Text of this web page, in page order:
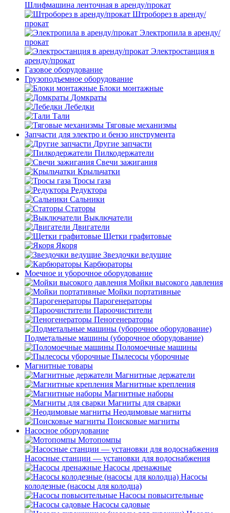
Шлифмашина ленточная в аренду/прокат
Штроборез в аренду/
прокат
Электропила в аренду/
прокат
Электростанция в
аренду/прокат
Газовое оборудование
Грузоподъемное оборудование
Блоки монтажные
Домкраты
Лебедки
Тали
Тяговые механизмы
Запчасти для электро и бензо инструмента
Другие запчасти
Пилкодержатели
Свечи зажигания
Крыльчатки
Тросы газа
Редуктора
Сальники
Статоры
Выключатели
Двигатели
Щетки графитовые
Якоря
Звездочки ведущие
Карбюраторы
Моечное и уборочное оборудование
Мойки высокого давления
Мойки портативные
Парогенераторы
Пароочистители
Пеногенераторы
Подметальные машины (уборочное оборудование)
Поломоечные машины
Пылесосы уборочные
Магнитные товары
Магнитные держатели
Магнитные крепления
Магнитные наборы
Магниты для сварки
Неодимовые магниты
Поисковые магниты
Насосное оборудование
Мотопомпы
Насосные станции — установки для водоснабжения
Насосы дренажные
Насосы
колодезные (насосы для колодца)
Насосы повысительные
Насосы садовые